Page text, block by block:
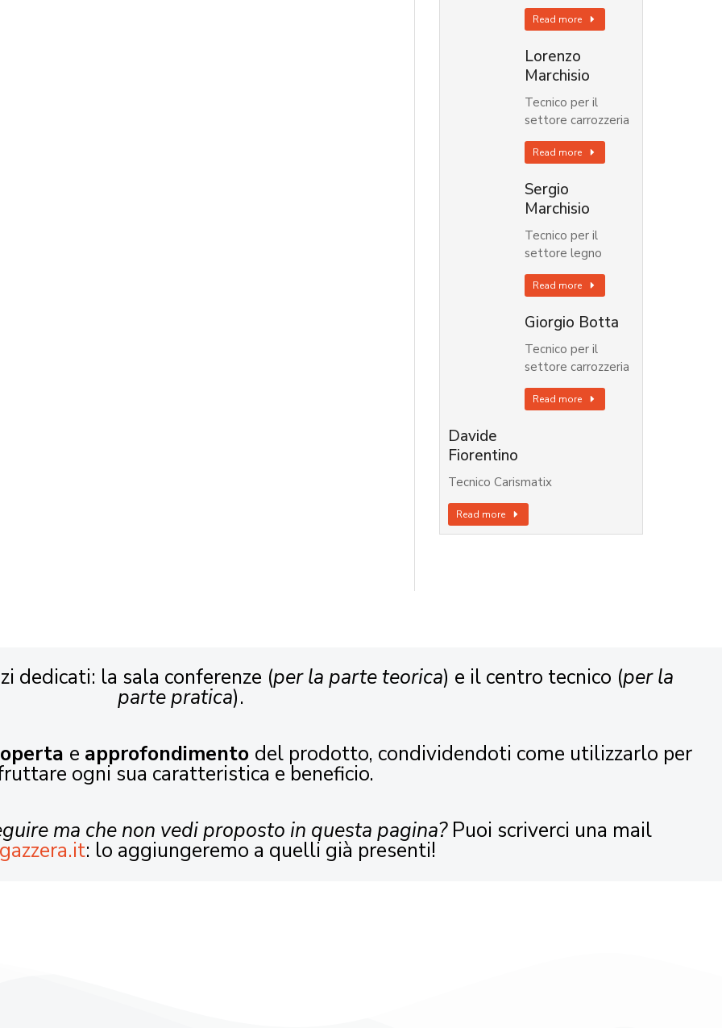
Read more
Lorenzo
Marchisio
Tecnico per il
settore carrozzeria
Read more
Sergio
Marchisio
Tecnico per il
settore legno
Read more
Giorgio Botta
Tecnico per il
settore carrozzeria
Read more
Davide
Fiorentino
Tecnico Carismatix
Read more
dedicati: la sala conferenze (per la parte teorica) e il centro tecnico (per la
parte pratica).
e approfondimento del prodotto, condividendoti come utilizzarlo per
ogni sua caratteristica e beneficio.
ma che non vedi proposto in questa pagina?Puoi scriverci una mail
: lo aggiungeremo a quelli già presenti!